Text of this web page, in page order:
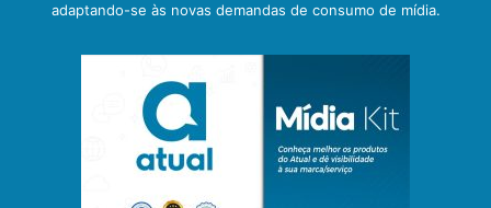
adaptando-se às novas demandas de consumo de mídia.